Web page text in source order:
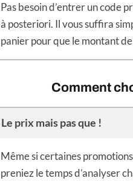
Pas besoin d’entrer un code
à posteriori. Il vous suffira
panier pour que le montant
Comment
Le prix mais pas que !
Même si certaines
preniez le temps d’analyser